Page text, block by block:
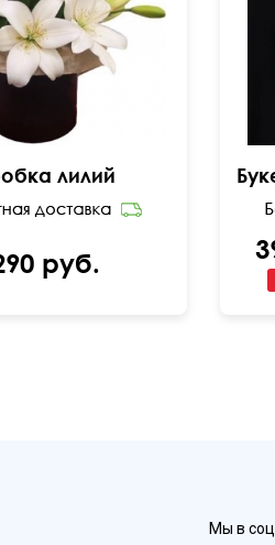
лилий
руб.
Мы в